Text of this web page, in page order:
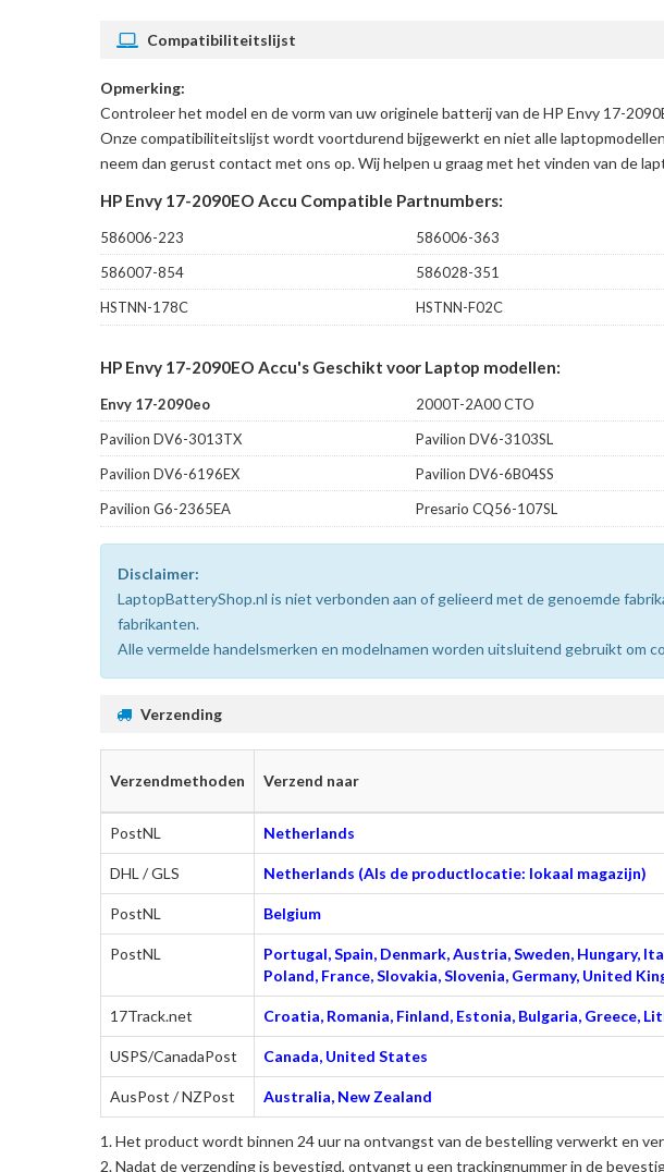
Compatibiliteitslijst
Opmerking:
Controleer het model en de vorm van uw originele batterij van de HP Envy 17-
Onze compatibiliteitslijst wordt voortdurend bijgewerkt en niet alle
neem dan gerust contact met ons op. Wij helpen u graag met het vinden van de
HP Envy 17-2090EO Accu Compatible Partnumbers:
586006-223 586006-363
586007-854
586028-351
HSTNN-178C
HSTNN-F02C
HP Envy 17-2090EO Accu's Geschikt voor Laptop modellen:
Envy 17-2090eo 2000T-2A00 CTO
Pavilion DV6-3013TX
Pavilion DV6-3103SL
Pavilion DV6-6196EX
Pavilion DV6-6B04SS
Pavilion G6-2365EA
Presario CQ56-107SL
Disclaimer:
LaptopBatteryShop.nl is niet verbonden aan of gelieerd met de genoemde
fabrikanten.
Alle vermelde handelsmerken en modelnamen worden uitsluitend gebruikt om
Verzending
Verzendmethoden Verzend naar
PostNL Netherlands
DHL / GLS Netherlands (Als de productlocatie: lokaal magazijn)
PostNL Belgium
PostNL
Portugal, Spain, Denmark, Austria, Sweden, Hungary,
Poland, France, Slovakia, Slovenia, Germany, United
17Track.net Croatia, Romania, Finland, Estonia, Bulgaria, Greece,
USPS/CanadaPost Canada, United States
AusPost / NZPost Australia, New Zealand
Het product wordt binnen 24 uur na ontvangst van de bestelling verwerkt en
Nadat de verzending is bevestigd, ontvangt u een trackingnummer in de